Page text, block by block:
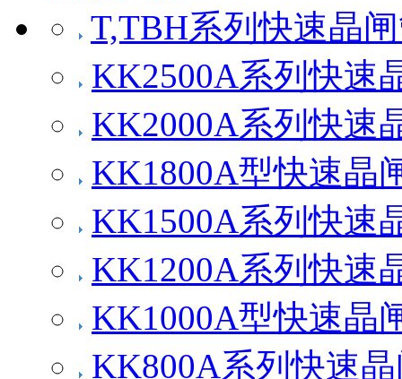
T,TBH系列快速晶
KK2500A系列快速
KK2000A系列快速
KK1800A型快速晶
KK1500A系列快速
KK1200A系列快速
KK1000A型快速晶
KK800A系列快速